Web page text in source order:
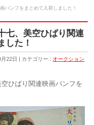
パンフをまとめて入荷しました！
七、美空ひばり関連
した！
22日 カテゴリー : オークション
ひばり関連映画パンフを